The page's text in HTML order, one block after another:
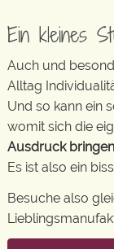
Ein kleines
Auch und
Alltag
Und so kann ein
womit sich die
Ausdruck bringen
Es ist also ein
Besuche also